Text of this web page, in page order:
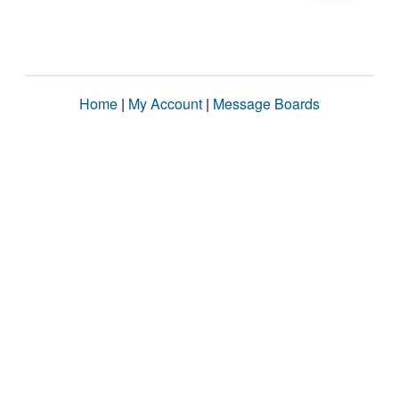
Home | My Account | Message Boards